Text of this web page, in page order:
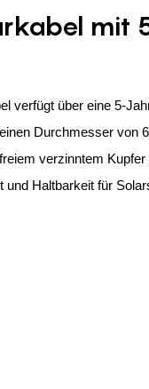
mit
verfügt über eine 5-
Durchmesser von
verzinntem Kupfer
und Haltbarkeit für